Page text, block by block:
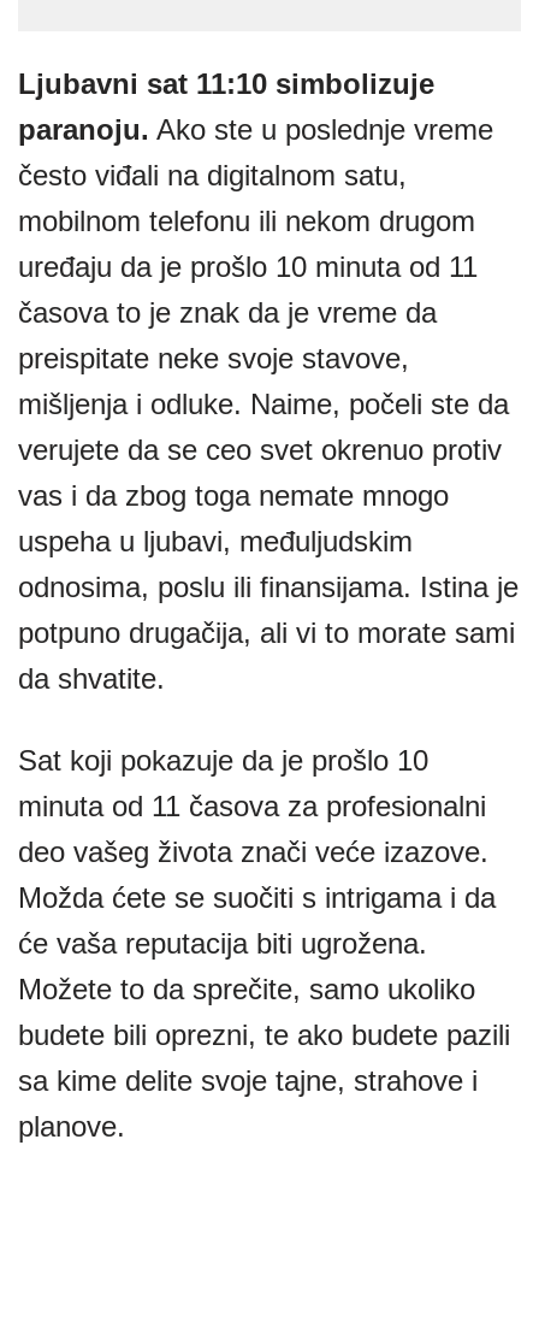
Ljubavni sat 11:10 simbolizuje
paranoju. Ako ste u poslednje vreme
često viđali na digitalnom satu,
mobilnom telefonu ili nekom drugom
uređaju da je prošlo 10 minuta od 11
časova to je znak da je vreme da
preispitate neke svoje stavove,
mišljenja i odluke. Naime, počeli ste da
verujete da se ceo svet okrenuo protiv
vas i da zbog toga nemate mnogo
uspeha u ljubavi, međuljudskim
odnosima, poslu ili finansijama. Istina je
potpuno drugačija, ali vi to morate sami
da shvatite.
Sat koji pokazuje da je prošlo 10
minuta od 11 časova za profesionalni
deo vašeg života znači veće izazove.
Možda ćete se suočiti s intrigama i da
će vaša reputacija biti ugrožena.
Možete to da sprečite, samo ukoliko
budete bili oprezni, te ako budete pazili
sa kime delite svoje tajne, strahove i
planove.